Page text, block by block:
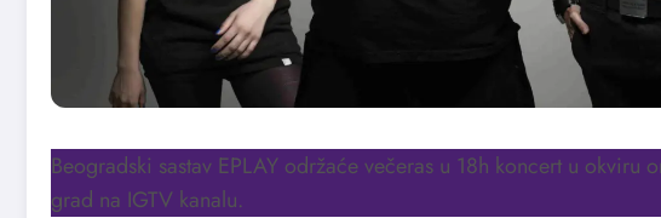
Beogradski sastav EPLAY održaće večeras u 18h koncert u okviru
grad na IGTV kanalu.